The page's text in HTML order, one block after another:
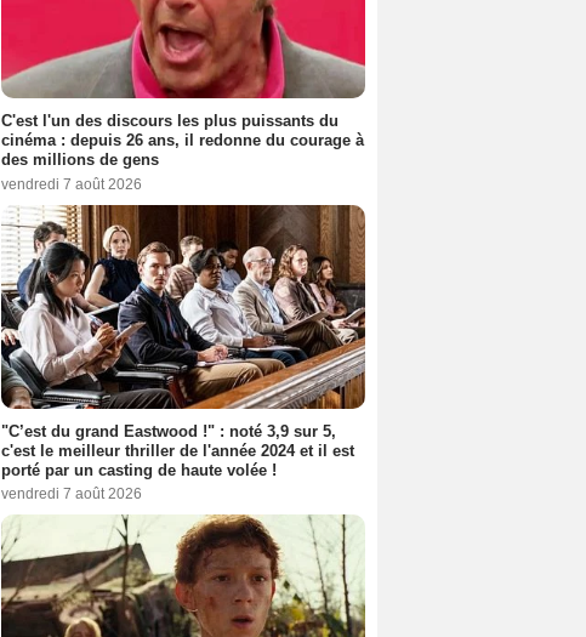
C'est l'un des discours les plus puissants du
cinéma : depuis 26 ans, il redonne du courage à
des millions de gens
vendredi 7 août 2026
"C’est du grand Eastwood !" : noté 3,9 sur 5,
c'est le meilleur thriller de l'année 2024 et il est
porté par un casting de haute volée !
vendredi 7 août 2026